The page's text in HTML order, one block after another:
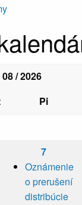
08 / 2026
Pi
7
Oznámenie
o prerušení
distribúcie